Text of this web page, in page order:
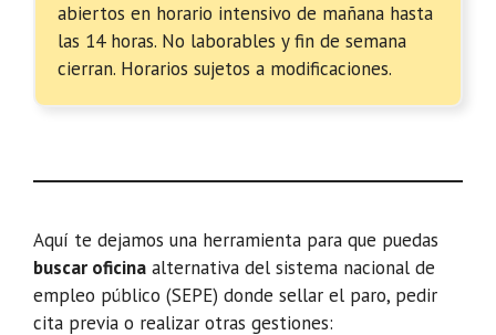
abiertos en horario intensivo de mañana hasta
las 14 horas. No laborables y fin de semana
cierran. Horarios sujetos a modificaciones.
Aquí te dejamos una herramienta para que puedas
buscar oficina alternativa del sistema nacional de
empleo público (SEPE) donde sellar el paro, pedir
cita previa o realizar otras gestiones: